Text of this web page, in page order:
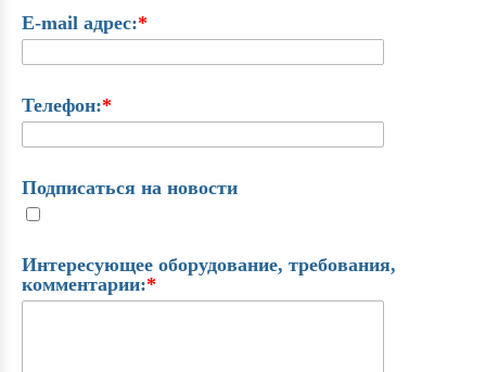
E-mail адрес:*
Телефон:*
Подписаться на новости
Интересующее оборудование, требования,
комментарии:*